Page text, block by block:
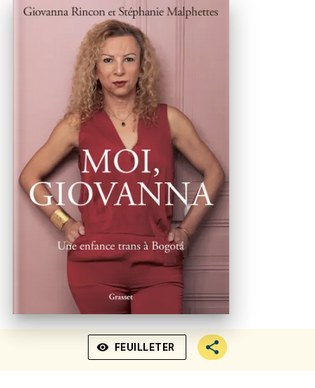
visibility FEUILLETER